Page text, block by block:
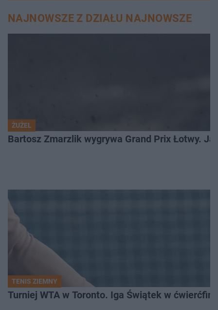
NAJNOWSZE Z DZIAŁU NAJNOWSZE
ŻUŻEL
Bartosz Zmarzlik wygrywa Grand Prix Łotwy.
TENIS ZIEMNY
Turniej WTA w Toronto. Iga Świątek w